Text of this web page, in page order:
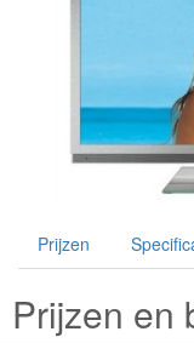
Prijzen
Prijzen en